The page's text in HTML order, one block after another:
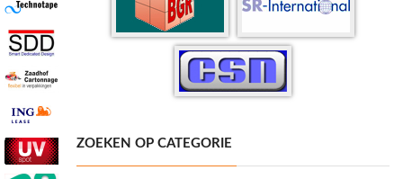
ZOEKEN OP CATEGORIE